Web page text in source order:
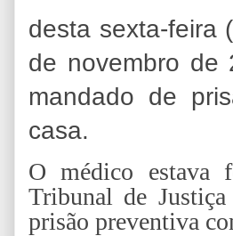
desta sexta-feira
de novembro de
mandado de
casa.
O médico estava
Tribunal de
prisão preventiva